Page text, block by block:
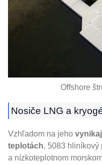
Offshore
Nosiče LNG a
Vzhľadom na jeho
teplotách, 5083 hliníkový
a nízkoteplotnom